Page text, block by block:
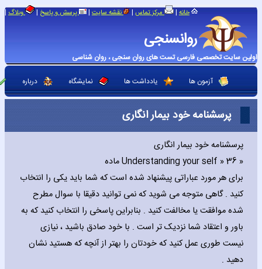
روانسنجی
اولین سایت تخصصی فارسی تست های روان سنجی ، روان شناسی
خانه | مرکز تماس | نقشه سایت | پرسش و پاسخ | وبلاگ |
آزمون ها یادداشت ها نمایشگاه درباره
پرسشنامه خود بیمار انگاری
پرسشنامه خود بیمار انگاری
« Understanding your self » 36 ماده
برای هر مورد عباراتی پیشنهاد شده است که شما باید یکی را انتخاب
کنید . گاهی متوجه می شوید که نمی توانید دقیقا با سوال مطرح
شده موافقت یا مخالفت کنید . بنابراین پاسخی را انتخاب کنید که به
باور و اعتقاد شما نزدیک تر است . با خود صادق باشید ، نیازی
نیست طوری عمل کنید که خودتان را بهتر از آنچه که هستید نشان
دهید .